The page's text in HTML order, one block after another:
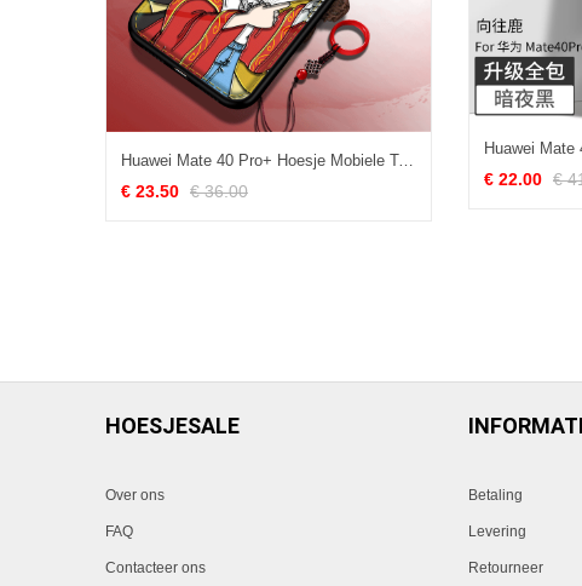
Huawei Mate 40 Pro+ Hoesje Mobiele Telefoon Drama Reliëf Nieuw Rood
€ 23.50 € 36.00
€ 22.00 €
HOESJESALE
Over ons
FAQ
Contacteer ons
Betaling
Levering
Retourneer